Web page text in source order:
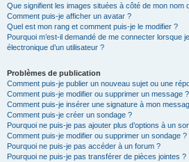
Que signifient les images situées à côté de mon nom
Comment puis-je afficher un avatar ?
Quel est mon rang et comment puis-je le modifier ?
Pourquoi m’est-il demandé de me connecter lorsque
électronique d’un utilisateur ?
Problèmes de publication
Comment puis-je publier un nouveau sujet ou une
Comment puis-je modifier ou supprimer un message ?
Comment puis-je insérer une signature à mon
Comment puis-je créer un sondage ?
Pourquoi ne puis-je pas ajouter plus d’options à un
Comment puis-je modifier ou supprimer un sondage ?
Pourquoi ne puis-je pas accéder à un forum ?
Pourquoi ne puis-je pas transférer de pièces jointes ?